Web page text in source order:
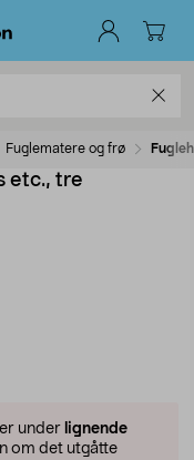
Fuglematere og frø
etc., tre
under lignende
om det utgåtte